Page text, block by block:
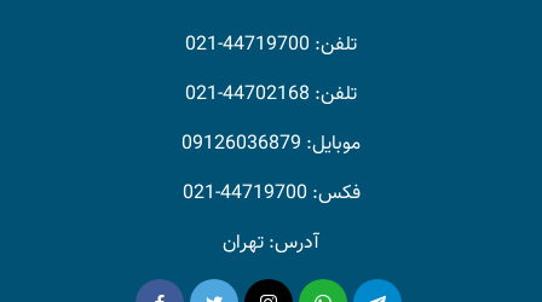
تلفن: 44719700-021
تلفن: 44702168-021
موبایل: 09126036879
فکس: 44719700-021
آدرس: تهران